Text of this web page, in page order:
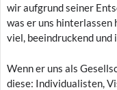
wir aufgrund seiner
was er uns hinterlassen
viel, beeindruckend und
Wenn er uns als
diese: Individualisten,